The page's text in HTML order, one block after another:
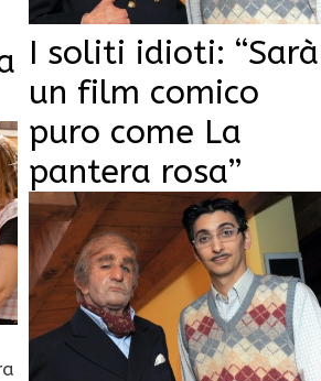
I soliti idioti: “Sarà
un film comico
puro come La
pantera rosa”